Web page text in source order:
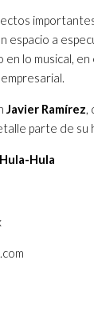
espacio a
en lo musical,
Javier Ramírez,
parte de su
Hula